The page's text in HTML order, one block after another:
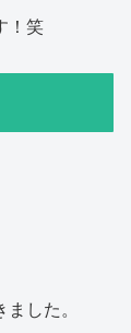
！笑
した。